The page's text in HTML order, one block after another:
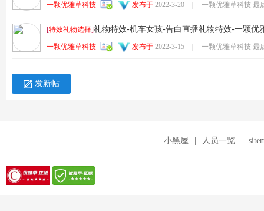
对
一颗优雅草科技 发布于 2022-3-20 一颗优雅草科技 最
[特效礼物选择]礼物特效-机车女孩-告白直播礼物特效-一颗优
一颗优雅草科技 发布于 2022-3-15 一颗优雅草科技 最
发新帖
小黑屋 人员一览